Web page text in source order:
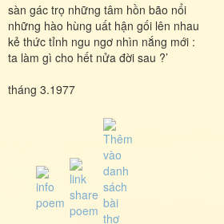
sàn gác trọ những tâm hồn bão nổi
những hào hùng uất hận gối lên nhau
kẻ thức tỉnh ngu ngơ nhìn nắng mới :
ta làm gì cho hết nửa đời sau ?’
tháng 3.1977